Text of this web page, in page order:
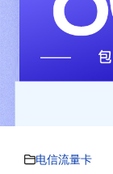
电信流量卡